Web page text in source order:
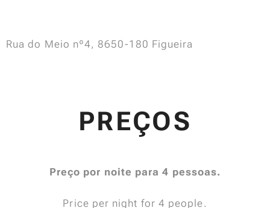
Rua do Meio nº4, 8650-180 Figueira
PREÇOS
Preço por noite para 4 pessoas.
Price per night for 4 people.